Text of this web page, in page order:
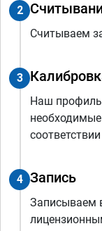
2
Считываем
3
Наш
4 Запись
Записываем